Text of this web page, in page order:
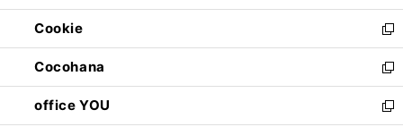
開
く
ウ
で
開
く
ン
ド
ウ
で
開
く
ウ
ィ
ン
ド
ウ
で
Cookie
新
し
い
ウ
ィ
Cocohana
新
し
い
office YOU
新